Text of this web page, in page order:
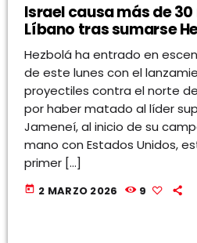
Israel causa más de
Líbano tras sumarse
Hezbolá ha entrado en
de este lunes con el
proyectiles contra el norte
por haber matado al líder
Jameneí, al inicio de su
mano con Estados Unidos,
primer […]
today 2 MARZO 2026 9